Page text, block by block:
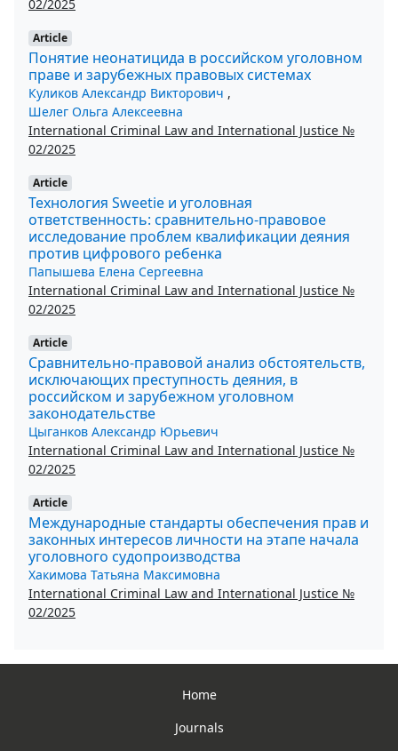
02/2025
Article
Понятие неонатицида в российском уголовном
праве и зарубежных правовых системах
Куликов Александр Викторович ,
Шелег Ольга Алексеевна
International Criminal Law and International Justice №
02/2025
Article
Технология Sweetie и уголовная
ответственность: сравнительно-правовое
исследование проблем квалификации деяния
против цифрового ребенка
Папышева Елена Сергеевна
International Criminal Law and International Justice №
02/2025
Article
Сравнительно-правовой анализ обстоятельств,
исключающих преступность деяния, в
российском и зарубежном уголовном
законодательстве
Цыганков Александр Юрьевич
International Criminal Law and International Justice №
02/2025
Article
Международные стандарты обеспечения прав и
законных интересов личности на этапе начала
уголовного судопроизводства
Хакимова Татьяна Максимовна
International Criminal Law and International Justice №
02/2025
Home
Journals